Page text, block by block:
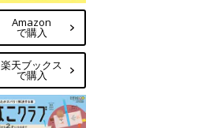
Amazon
で購入
楽天ブックス
で購入